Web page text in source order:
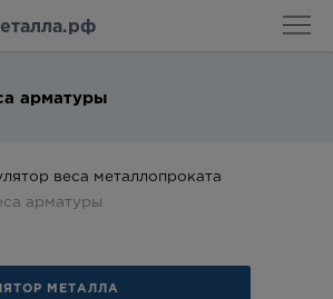
арматуры
веса металлопроката
арматуры